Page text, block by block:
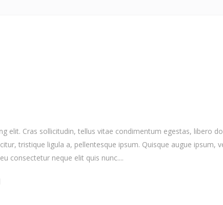
elit. Cras sollicitudin, tellus vitae condimentum egestas, libero
tristique ligula a, pellentesque ipsum. Quisque augue ipsum,
consectetur neque elit quis nunc....